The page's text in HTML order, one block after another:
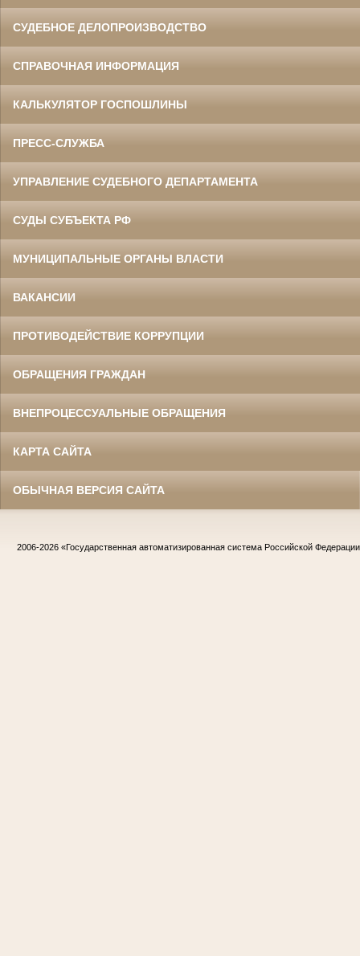
СУДЕБНОЕ ДЕЛОПРОИЗВОДСТВО
СПРАВОЧНАЯ ИНФОРМАЦИЯ
КАЛЬКУЛЯТОР ГОСПОШЛИНЫ
ПРЕСС-СЛУЖБА
УПРАВЛЕНИЕ СУДЕБНОГО ДЕПАРТАМЕНТА
СУДЫ СУБЪЕКТА РФ
МУНИЦИПАЛЬНЫЕ ОРГАНЫ ВЛАСТИ
ВАКАНСИИ
ПРОТИВОДЕЙСТВИЕ КОРРУПЦИИ
ОБРАЩЕНИЯ ГРАЖДАН
ВНЕПРОЦЕССУАЛЬНЫЕ ОБРАЩЕНИЯ
КАРТА САЙТА
ОБЫЧНАЯ ВЕРСИЯ САЙТА
2006-2026 «Государственная автоматизированная система Российской